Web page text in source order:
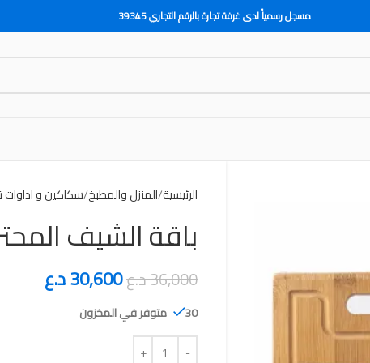
مسجل رسمياً لدى غرفة تجارة بالرقم التجاري 39345
الرئيسية المنزل والمطبخ سكاكين و اداوات
باقة الشيف المحترف
36,000د.ع30,600د.ع
30 متوفر في المخزون